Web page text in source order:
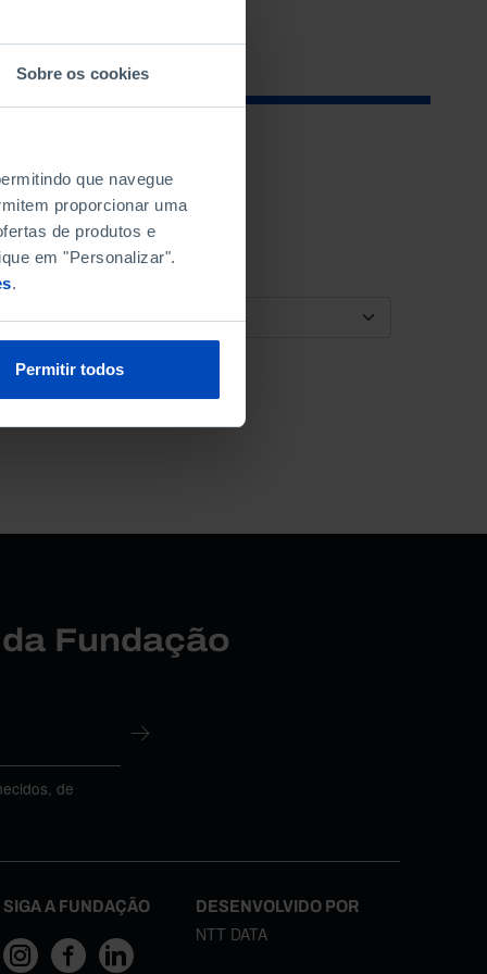
Sobre os cookies
que navegue
proporcionar uma
de produtos e
em "Personalizar".
.
Permitir todos
ORDENAR POR
Fundação
de
SIGA A FUNDAÇÃO DESENVOLVIDO POR
NTT DATA